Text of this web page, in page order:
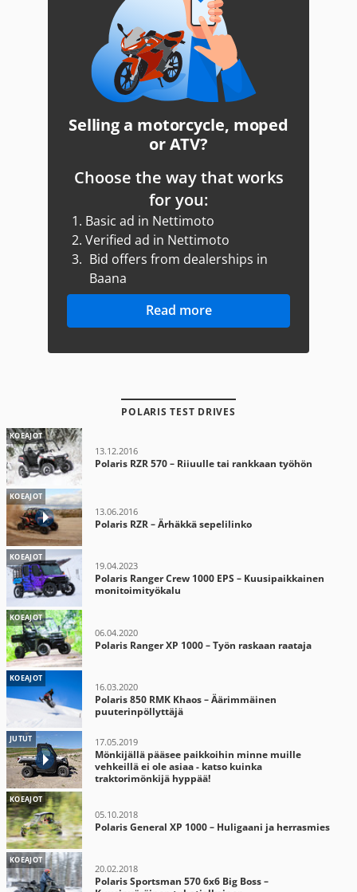
Selling a motorcycle, moped
or ATV?
Choose the way that works
for you:
1. Basic ad in Nettimoto
2. Verified ad in Nettimoto
3. Bid offers from dealerships in
Baana
Read more
POLARIS TEST DRIVES
KOEAJOT
13.12.2016
Polaris RZR 570 – Riiuulle tai rankkaan työhön
KOEAJOT
13.06.2016
Polaris RZR – Ärhäkkä sepelilinko
KOEAJOT
19.04.2023
Polaris Ranger Crew 1000 EPS – Kuusipaikkainen
monitoimityökalu
KOEAJOT
06.04.2020
Polaris Ranger XP 1000 – Työn raskaan raataja
KOEAJOT
16.03.2020
Polaris 850 RMK Khaos – Äärimmäinen
puuterinpöllyttäjä
JUTUT 17.05.2019
Mönkijällä pääsee paikkoihin minne muille
vehkeillä ei ole asiaa - katso kuinka
traktorimönkijä hyppää!
KOEAJOT
05.10.2018
Polaris General XP 1000 – Huligaani ja herrasmies
KOEAJOT
20.02.2018
Polaris Sportsman 570 6x6 Big Boss –